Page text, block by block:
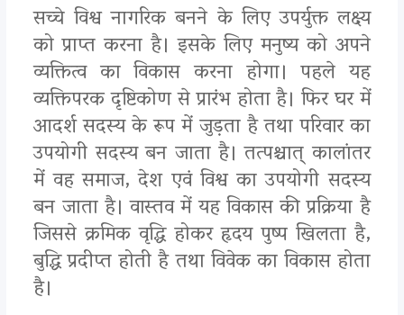
सच्चे विश्व नागरिक बनने के लिए उपर्युक्त लक्ष्य
को प्राप्त करना है। इसके लिए मनुष्य को अपने
व्यक्तित्व का विकास करना होगा। पहले यह
व्यक्तिपरक दृष्टिकोण से प्रारंभ होता है। फिर घर में
आदर्श सदस्य के रूप में जुड़ता है तथा परिवार का
उपयोगी सदस्य बन जाता है। तत्पश्चात् कालांतर
में वह समाज, देश एवं विश्व का उपयोगी सदस्य
बन जाता है। वास्तव में यह विकास की प्रक्रिया है
जिससे क्रमिक वृद्धि होकर हृदय पुष्प खिलता है,
बुद्धि प्रदीप्त होती है तथा विवेक का विकास होता
है।